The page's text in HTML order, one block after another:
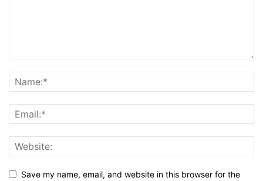
Save my name, email, and website in this browser for the